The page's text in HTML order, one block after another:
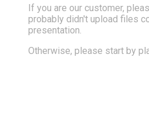
If you are our customer,
probably didn't upload files
presentation.
Otherwise, please start by